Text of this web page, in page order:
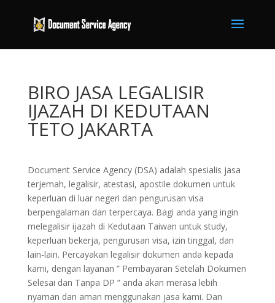
BIRO JASA LEGALISIR
IJAZAH DI KEDUTAAN
TETO JAKARTA
Document Service Agency (DSA) adalah spesialis jasa
terjemah, legalisir, atestasi, apostile dokumen untuk
keperluan di luar negeri dan pengurusan visa
berpengalaman dan terpercaya. Bagi anda yang ingin
melegalisir ijazah di Kedutaan Taiwan untuk study,
keperluan bekerja, pengurusan visa, izin tinggal, dan
lain-lain. Percayakan legalisir dokumen anda kepada
kami, dengan layanan ” Pembayaran Setelah Dokumen
Selesai dan Tanpa DP ” anda akan merasa lebih
nyaman dan aman menggunakan jasa kami. Dan